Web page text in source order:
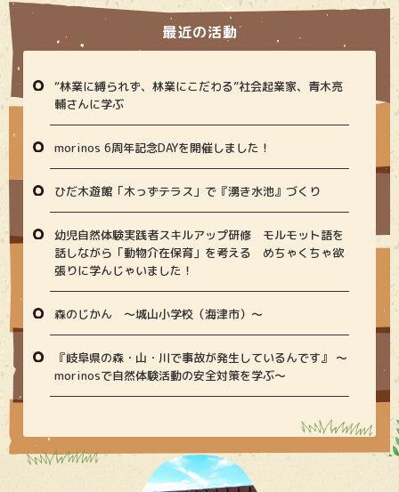
最近の活動
“林業に縛られず、林業にこだわる”社会起業家、青木亮
輔さんに学ぶ
morinos 6周年記念DAYを開催しました！
ひだ木遊館「木っずテラス」で『湧き水池』づくり
幼児自然体験実践者スキルアップ研修 モルモット語を
話しながら「動物介在保育」を考える めちゃくちゃ欲
張りに学んじゃいました！
森のじかん 〜城山小学校（海津市）〜
『岐阜県の森・山・川で事故が発生しているんです』 〜
morinosで自然体験活動の安全対策を学ぶ〜